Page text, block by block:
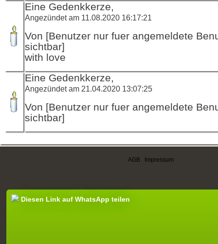
Eine Gedenkkerze,
Angezündet am 11.08.2020 16:17:21
Von [Benutzer nur fuer angemeldete
sichtbar]
with love
Eine Gedenkkerze,
Angezündet am 21.04.2020 13:07:25
Von [Benutzer nur fuer angemeldete
sichtbar]
AGB Impressum
Diesen Link auf WhatsApp teilen